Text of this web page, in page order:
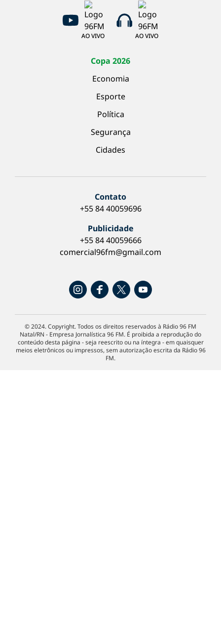
AO VIVO AO VIVO
Copa 2026
Economia
Esporte
Política
Segurança
Cidades
Contato
+55 84 40059696
Publicidade
+55 84 40059666
comercial96fm@gmail.com
© 2024. Copyright. Todos os direitos reservados à Rádio 96 FM
Natal/RN - Empresa Jornalística 96 FM. É proibida a reprodução do
conteúdo desta página - seja reescrito ou na íntegra - em quaisquer
meios eletrônicos ou impressos, sem autorização escrita da Rádio 96
FM.